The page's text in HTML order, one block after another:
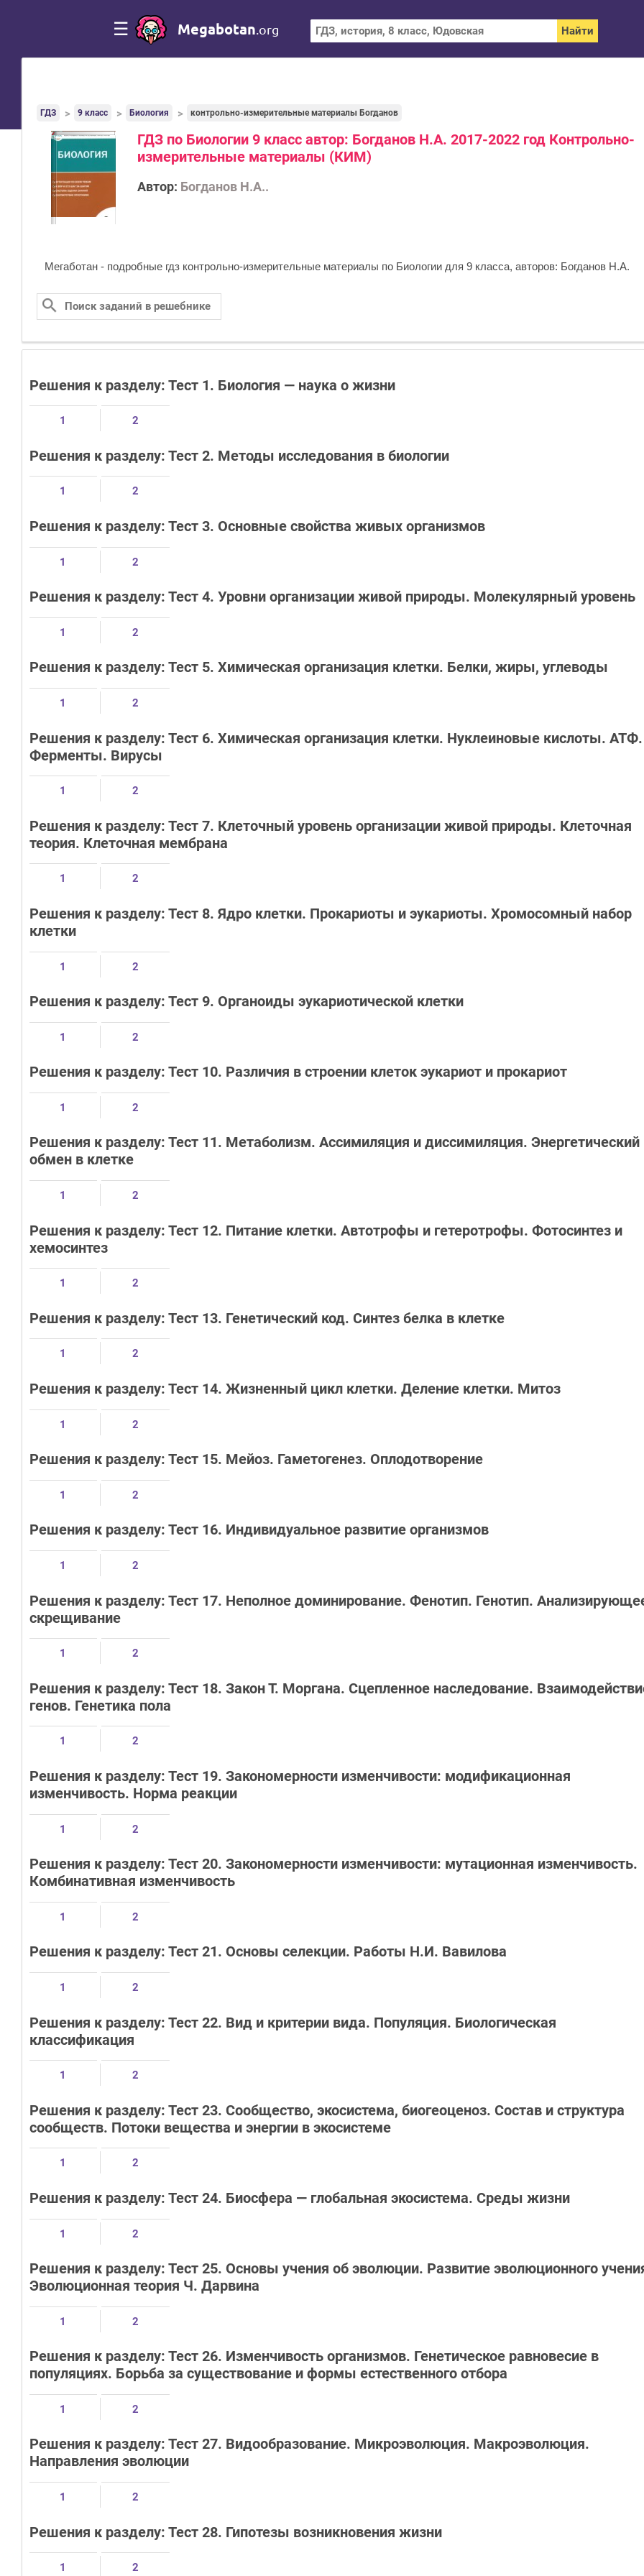
☰ Megabotan .org
ГДЗ 9 класс Биология контрольно-измерительные материалы Богданов
ГДЗ по Биологии 9 класс автор: Богданов Н.А. 2017-2022 год Контрольно-
измерительные материалы (КИМ)
Автор: Богданов Н.А..
Мегаботан - подробные гдз контрольно-измерительные материалы по Биологии для 9 класса, авторов: Богданов Н.А.
Решения к разделу: Тест 1. Биология — наука о жизни
1 2
Решения к разделу: Тест 2. Методы исследования в биологии
1 2
Решения к разделу: Тест 3. Основные свойства живых организмов
1 2
Решения к разделу: Тест 4. Уровни организации живой природы. Молекулярный уровень
1 2
Решения к разделу: Тест 5. Химическая организация клетки. Белки, жиры, углеводы
1 2
Решения к разделу: Тест 6. Химическая организация клетки. Нуклеиновые кислоты. АТФ.
Ферменты. Вирусы
1 2
Решения к разделу: Тест 7. Клеточный уровень организации живой природы. Клеточная
теория. Клеточная мембрана
1 2
Решения к разделу: Тест 8. Ядро клетки. Прокариоты и эукариоты. Хромосомный набор
клетки
1 2
Решения к разделу: Тест 9. Органоиды эукариотической клетки
1 2
Решения к разделу: Тест 10. Различия в строении клеток эукариот и прокариот
1 2
Решения к разделу: Тест 11. Метаболизм. Ассимиляция и диссимиляция. Энергетический
обмен в клетке
1 2
Решения к разделу: Тест 12. Питание клетки. Автотрофы и гетеротрофы. Фотосинтез и
хемосинтез
1 2
Решения к разделу: Тест 13. Генетический код. Синтез белка в клетке
1 2
Решения к разделу: Тест 14. Жизненный цикл клетки. Деление клетки. Митоз
1 2
Решения к разделу: Тест 15. Мейоз. Гаметогенез. Оплодотворение
1 2
Решения к разделу: Тест 16. Индивидуальное развитие организмов
1 2
Решения к разделу: Тест 17. Неполное доминирование. Фенотип. Генотип.
скрещивание
1 2
Решения к разделу: Тест 18. Закон Т. Моргана. Сцепленное наследование.
генов. Генетика пола
1 2
Решения к разделу: Тест 19. Закономерности изменчивости: модификационная
изменчивость. Норма реакции
1 2
Решения к разделу: Тест 20. Закономерности изменчивости: мутационная изменчивость.
Комбинативная изменчивость
1 2
Решения к разделу: Тест 21. Основы селекции. Работы Н.И. Вавилова
1 2
Решения к разделу: Тест 22. Вид и критерии вида. Популяция. Биологическая
классификация
1 2
Решения к разделу: Тест 23. Сообщество, экосистема, биогеоценоз. Состав и структура
сообществ. Потоки вещества и энергии в экосистеме
1 2
Решения к разделу: Тест 24. Биосфера — глобальная экосистема. Среды жизни
1 2
Решения к разделу: Тест 25. Основы учения об эволюции. Развитие эволюционного
Эволюционная теория Ч. Дарвина
1 2
Решения к разделу: Тест 26. Изменчивость организмов. Генетическое равновесие в
популяциях. Борьба за существование и формы естественного отбора
1 2
Решения к разделу: Тест 27. Видообразование. Микроэволюция. Макроэволюция.
Направления эволюции
1 2
Решения к разделу: Тест 28. Гипотезы возникновения жизни
1 2